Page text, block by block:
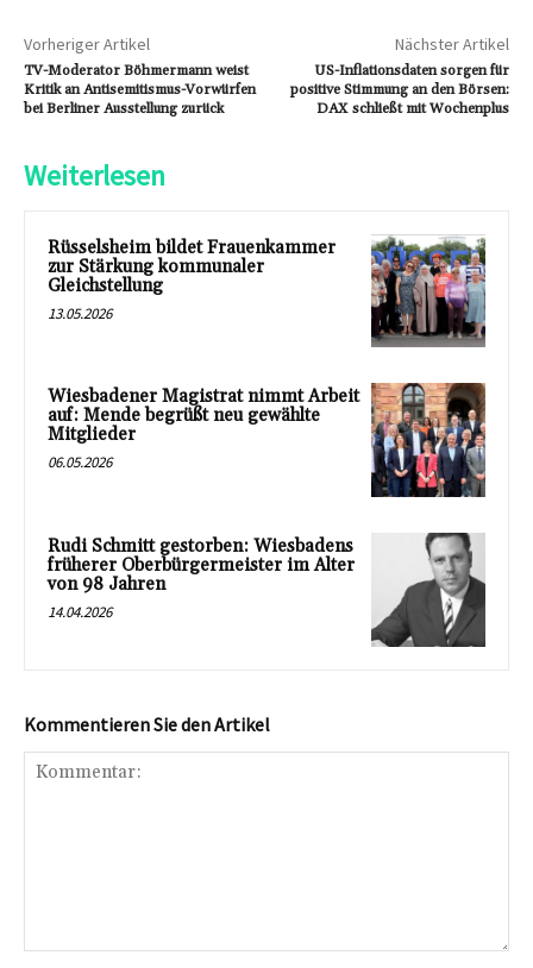
Vorheriger Artikel
TV-Moderator Böhmermann weist
Kritik an Antisemitismus-Vorwürfen
bei Berliner Ausstellung zurück
Nächster Artikel
US-Inflationsdaten sorgen für
positive Stimmung an den Börsen:
DAX schließt mit Wochenplus
Weiterlesen
Rüsselsheim bildet Frauenkammer
zur Stärkung kommunaler
Gleichstellung
13.05.2026
Wiesbadener Magistrat nimmt Arbeit
auf: Mende begrüßt neu gewählte
Mitglieder
06.05.2026
Rudi Schmitt gestorben: Wiesbadens
früherer Oberbürgermeister im Alter
von 98 Jahren
14.04.2026
Kommentieren Sie den Artikel